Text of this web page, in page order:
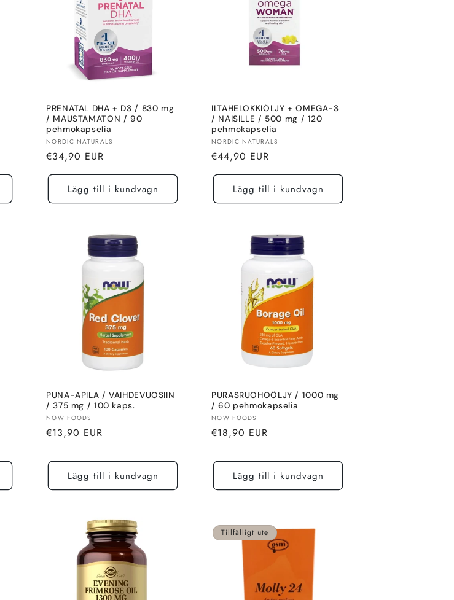
PRENATAL DHA + D3 / 830 mg
/ MAUSTAMATON / 90
pehmokapselia
Säljare:
NORDIC NATURALS
Normalt
pris
€34,90 EUR
Lägg till i kundvagn
ILTAHELOKKIÖLJY + OMEGA-3
/ NAISILLE / 500 mg / 120
pehmokapselia
Säljare:
NORDIC NATURALS
Normalt
pris
€44,90 EUR
Lägg till i kundvagn
PUNA-APILA / VAIHDEVUOSIIN
/ 375 mg / 100 kaps.
Säljare:
NOW FOODS
Normalt
€13,90 EUR
Lägg till i kundvagn
PURASRUOHOÖLJY / 1000 mg
/ 60 pehmokapselia
Säljare:
NOW FOODS
Normalt
€18,90 EUR
Lägg till i kundvagn
Tillfälligt ute